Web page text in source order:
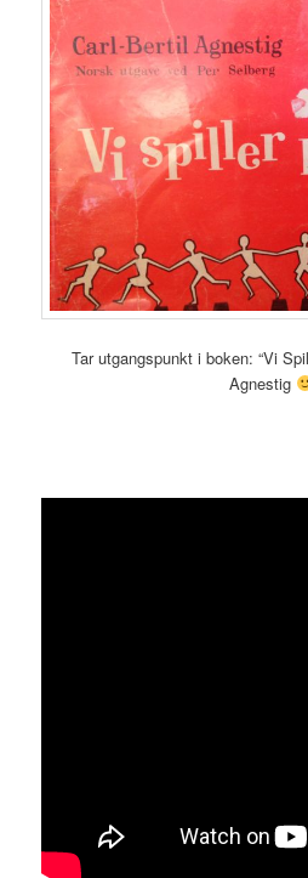
Tar utgangspunkt i boken: “Vi
Agnestig